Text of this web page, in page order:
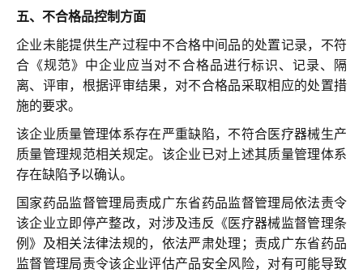
五、不合格品控制方面
企业未能提供生产过程中不合格中间品的处置记录，不符
合《规范》中企业应当对不合格品进行标识、记录、隔
离、评审，根据评审结果，对不合格品采取相应的处置措
施的要求。
该企业质量管理体系存在严重缺陷，不符合医疗器械生产
质量管理规范相关规定。该企业已对上述其质量管理体系
存在缺陷予以确认。
国家药品监督管理局责成广东省药品监督管理局依法责令
该企业立即停产整改，对涉及违反《医疗器械监督管理条
例》及相关法律法规的，依法严肃处理；责成广东省药品
监督管理局责令该企业评估产品安全风险，对有可能导致